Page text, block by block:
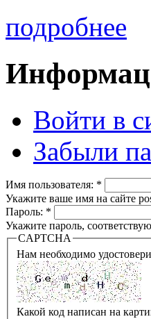
подробнее
Войти в
Забыли
Имя пользователя: *
Укажите ваше имя на сайте
Пароль: *
Укажите пароль,
CAPTCHA
Нам необходимо
Какой код написан на